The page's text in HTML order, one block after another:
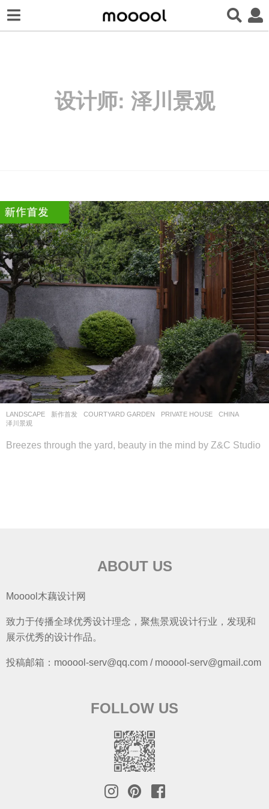
设计师: 泽川景观
LANDSCAPE 新作首发 COURTYARD GARDEN ,PRIVATE HOUSE
CHINA
泽川景观
Breezes through the yard, beauty in the mind by Z&C Studio
ABOUT US
Mooool木藕设计网
致力于传播全球优秀设计理念，聚焦景观设计行业，发现和
展示优秀的设计作品。
投稿邮箱：mooool-serv@qq.com / mooool-serv@gmail.com
FOLLOW US